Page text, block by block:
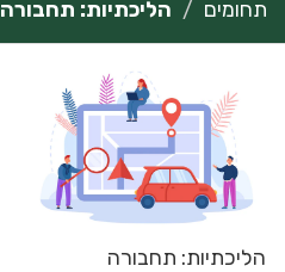
תחומים הליכתיות: תחבורה
הליכתיות: תחבורה